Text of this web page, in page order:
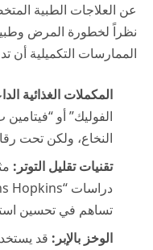
عن العلاجات الطبية
نظراً لخطورة المرض
الممارسات التكميلية أن
المكملات الغذائية
النخاع، ولكن تحت
تقنيات تقليل التوتر:
تساهم في تحسين
الوخز بالإبر: قد